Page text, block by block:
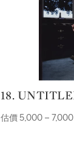
18.
估價 5,000 –